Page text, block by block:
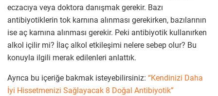
eczacıya veya doktora danışmak gerekir. Bazı
antibiyotiklerin tok karnına alınması gerekirken, bazılarının
ise aç karnına alınması gerekir. Peki antibiyotik kullanırken
alkol içilir mi? İlaç alkol etkileşimi nelere sebep olur? Bu
konuyla ilgili merak edilenleri anlattık.
Ayrıca bu içeriğe bakmak isteyebilirsiniz: “Kendinizi Daha
İyi Hissetmenizi Sağlayacak 8 Doğal Antibiyotik”